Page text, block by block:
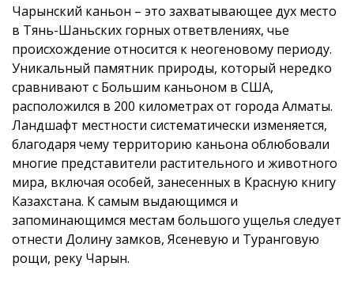
Чарынский каньон – это захватывающее дух место
в Тянь-Шаньских горных ответвлениях, чье
происхождение относится к неогеновому периоду.
Уникальный памятник природы, который нередко
сравнивают с Большим каньоном в США,
расположился в 200 километрах от города Алматы.
Ландшафт местности систематически изменяется,
благодаря чему территорию каньона облюбовали
многие представители растительного и животного
мира, включая особей, занесенных в Красную книгу
Казахстана. К самым выдающимся и
запоминающимся местам большого ущелья следует
отнести Долину замков, Ясеневую и Туранговую
рощи, реку Чарын.